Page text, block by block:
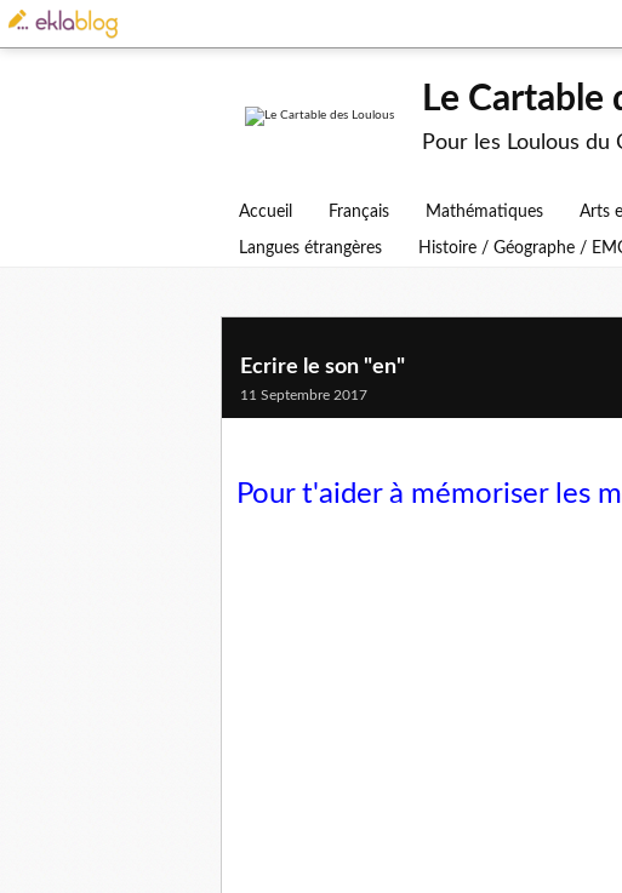
Le Cartable
Pour les Loulous du
Accueil Français Mathématiques Arts
Langues étrangères Histoire / Géographe /
Ecrire le son "en"
11 Septembre 2017
Pour t'aider à mémoriser les